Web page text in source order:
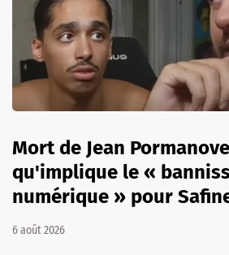
Mort de Jean
qu'implique le «
numérique » pour
6 août 2026